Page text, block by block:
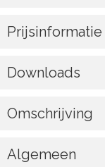
Prijsinformatie
Downloads
Omschrijving
Algemeen